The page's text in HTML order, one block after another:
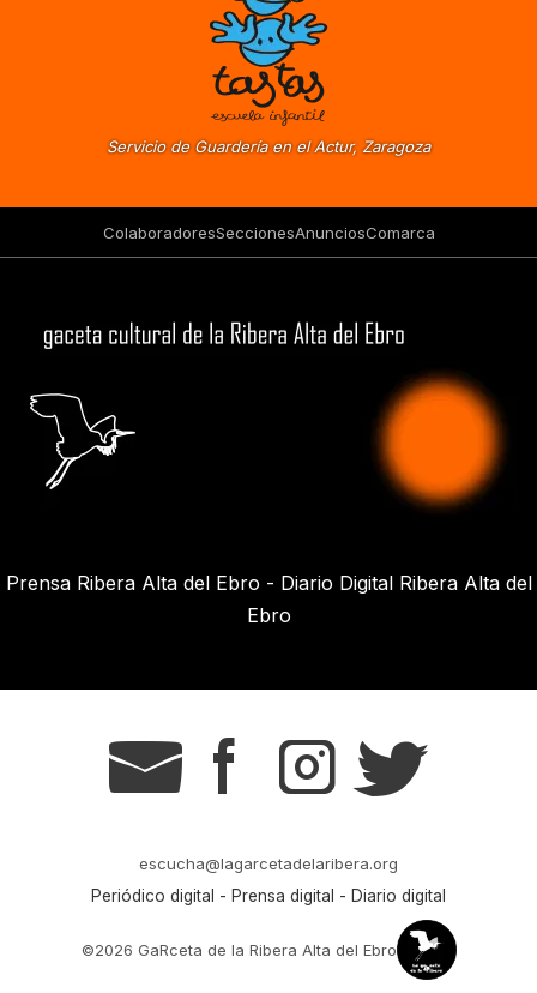
Servicio de Guardería en el Actur, Zaragoza
ColaboradoresSeccionesAnunciosComarca
Prensa Ribera Alta del Ebro - Diario Digital Ribera Alta del
Ebro
g s t r
escucha@lagarcetadelaribera.org
Periódico digital - Prensa digital - Diario digital
©2026 GaRceta de la Ribera Alta del Ebro